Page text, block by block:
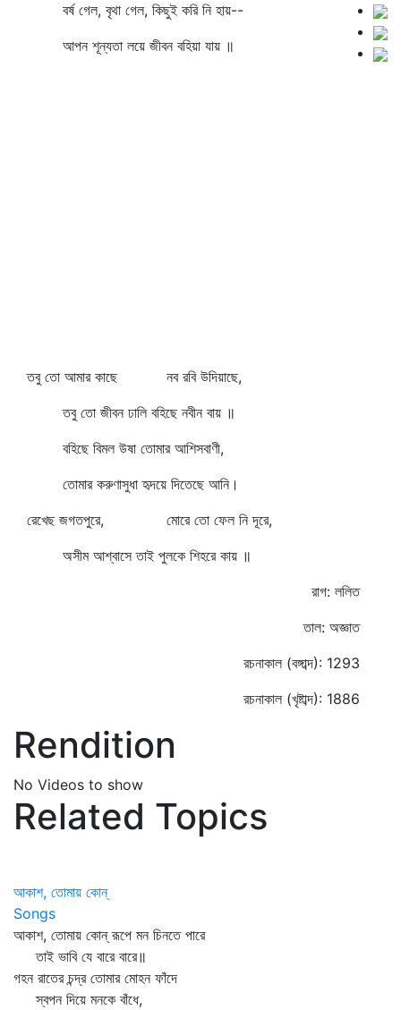
বর্ষ গেল, বৃথা গেল, কিছুই করি নি হায়--
আপন শূন্যতা লয়ে জীবন বহিয়া যায় ॥
তবু তো আমার কাছে নব রবি উদিয়াছে,
তবু তো জীবন ঢালি বহিছে নবীন বায় ॥
বহিছে বিমল উষা তোমার আশিসবাণী,
তোমার করুণাসুধা হৃদয়ে দিতেছে আনি।
রেখেছ জগতপুরে, মোরে তো ফেল নি দূরে,
অসীম আশ্বাসে তাই পুলকে শিহরে কায় ॥
রাগ: ললিত
তাল: অজ্ঞাত
রচনাকাল (বঙ্গাব্দ): 1293
রচনাকাল (খৃষ্টাব্দ): 1886
Rendition
No Videos to show
Related Topics
আকাশ, তোমায় কোন্
Songs
আকাশ, তোমায় কোন্‌ রূপে মন চিনতে পারে
তাই ভাবি যে বারে বারে॥
গহন রাতের চন্দ্র তোমার মোহন ফাঁদে
স্বপন দিয়ে মনকে বাঁধে,